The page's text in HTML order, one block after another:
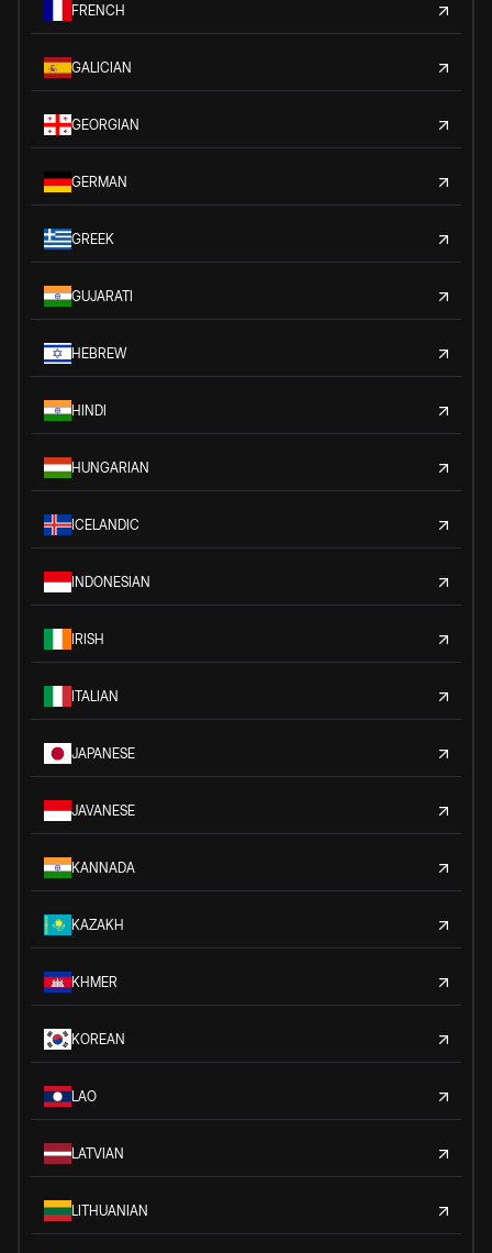
FRENCH
GALICIAN
GEORGIAN
GERMAN
GREEK
GUJARATI
HEBREW
HINDI
HUNGARIAN
ICELANDIC
INDONESIAN
IRISH
ITALIAN
JAPANESE
JAVANESE
KANNADA
KAZAKH
KHMER
KOREAN
LAO
LATVIAN
LITHUANIAN